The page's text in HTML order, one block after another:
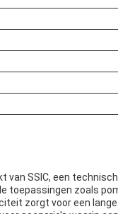
van SSIC, een
toepassingen zoals
zorgt voor een